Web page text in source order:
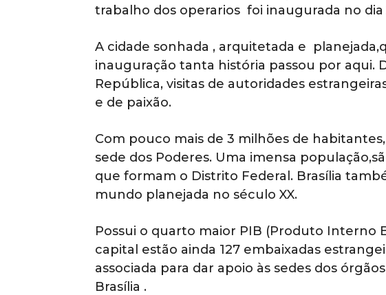
trabalho dos operarios foi inaugurada no dia
A cidade sonhada , arquitetada e
inauguração tanta história passou por aqui.
República, visitas de autoridades
e de paixão.
Com pouco mais de 3 milhões de
sede dos Poderes. Uma imensa
que formam o Distrito Federal. Brasília
mundo planejada no século XX.
Possui o quarto maior PIB (Produto Interno
capital estão ainda 127 embaixadas
associada para dar apoio às sedes dos
Brasília .